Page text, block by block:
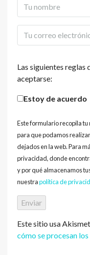
Las siguientes reglas
aceptarse:
Estoy de acuerdo
Este formulario recopila
para que podamos
dejados en la web. Para
privacidad, donde
y por qué almacenamos
nuestrapolítica de
Este sitio usa
cómo se procesan